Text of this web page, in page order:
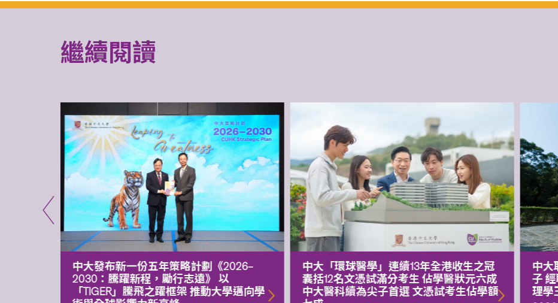
繼續閱讀
中大發布新一份五年策略計劃《2026‒
2030：騰躍新程，勵行志遠》 以
「TIGER」騰飛之躍框架 推動大學邁向學
中大「環球醫學」連續13年全港收生之冠
囊括12名文憑試滿分考生 佔學醫狀元六成
中大醫科續為尖子首選 文憑試考生佔學額
中大
子
理學